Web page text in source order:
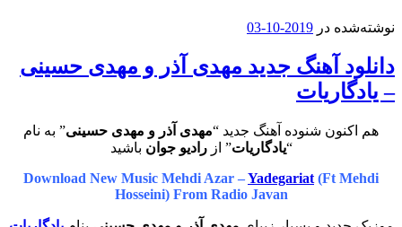
نوشته‌شده در 2019-10-03
دانلود آهنگ جدید مهدی آذر و مهدی حسینی
– یادگاریات
هم اکنون شنوده آهنگ جدید “مهدی آذر و مهدی حسینی” به نام
“یادگاریات” ازرادیو جوان باشید
Download New Music Mehdi Azar –Yadegariat (Ft Mehdi
Hosseini) From Radio Javan